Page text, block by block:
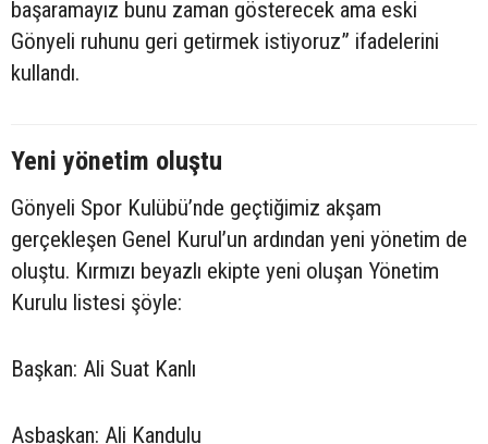
başaramayız bunu zaman gösterecek ama eski
Gönyeli ruhunu geri getirmek istiyoruz” ifadelerini
kullandı.
Yeni yönetim oluştu
Gönyeli Spor Kulübü’nde geçtiğimiz akşam
gerçekleşen Genel Kurul’un ardından yeni yönetim de
oluştu. Kırmızı beyazlı ekipte yeni oluşan Yönetim
Kurulu listesi şöyle:
Başkan: Ali Suat Kanlı
Asbaşkan: Ali Kandulu